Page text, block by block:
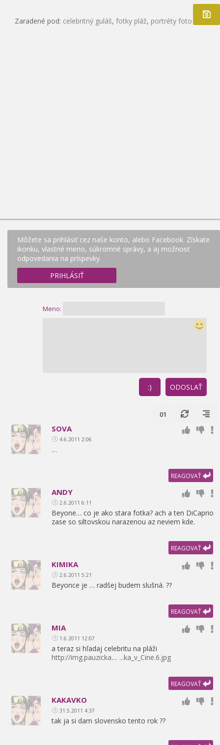
Zaradené pod: celebritný guláš, fotky pláž, portréty foto hviezd
Môžete sa prihlásiť cez naše konto, alebo Facebook. Získate
ikonku, vlastné meno, súkromné správy, a aj možnosť
odpovedania na príspevky.
PRIHLÁSIŤ
Meno:
ODOSLAŤ
:)
01
SOVA
4.6.2011 2:06
…
REAGOVAŤ
ANDY
2.6.2011 6:11
Beyone… co je ako stara fotka? ach a ten DiCaprio
zase so siltovskou narazenou az neviem kde.
REAGOVAŤ
KIMIKA
2.6.2011 5:21
Beyonce je … radšej budem slušná. ??
REAGOVAŤ
MIA
1.6.2011 12:07
a teraz si hľadaj celebritu na pláži
http://img.pauzicka.... ...ka_v_Cine.6.jpg
REAGOVAŤ
KAKAVKO
31.5.2011 4:37
tak ja si dam slovensko tento rok ??